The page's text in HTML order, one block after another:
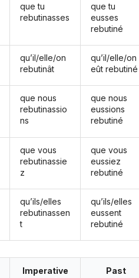
que tu
rebutinasses
qu’il/elle/on
rebutinât
que nous
rebutinassio
ns
que vous
rebutinassie
z
qu’ils/elles
rebutinassen
t
que tu
eusses
rebutiné
qu’il/elle/on
eût rebutiné
que nous
eussions
rebutiné
que vous
eussiez
rebutiné
qu’ils/elles
eussent
rebutiné
Imperative
Past